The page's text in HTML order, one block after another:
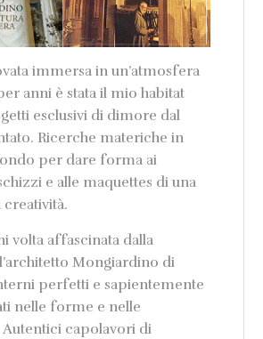
immersa in un’atmosfera
anni è stata il mio habitat
esclusivi di dimore dal
Ricerche materiche in
per dare forma ai
e alle maquettes di una
volta affascinata dalla
Mongiardino di
perfetti e sapientemente
nelle forme e nelle
capolavori di